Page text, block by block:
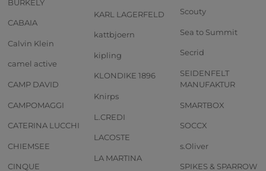
BURKELY
CABAIA
Calvin Klein
camel active
CAMP DAVID
CAMPOMAGGI
CATERINA LUCCHI
CHIEMSEE
CINQUE
KARL LAGERFELD
kattbjoern
kipling
KLONDIKE 1896
Knirps
L.CREDI
LACOSTE
LA MARTINA
Scouty
Sea to Summit
Secrid
SEIDENFELT
MANUFAKTUR
SMARTBOX
SOCCX
s.Oliver
SPIKES & SPARROW